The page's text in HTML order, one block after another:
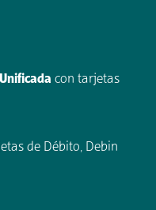
con tarjetas
de Débito, Debin